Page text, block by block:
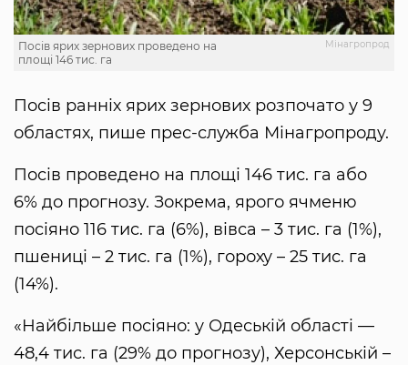
Мінагропрод
Посів ярих зернових проведено на
площі 146 тис. га
Посів ранніх ярих зернових розпочато у 9
областях, пише прес-служба Мінагропроду.
Посів проведено на площі 146 тис. га або
6% до прогнозу. Зокрема, ярого ячменю
посіяно 116 тис. га (6%), вівса – 3 тис. га (1%),
пшениці – 2 тис. га (1%), гороху – 25 тис. га
(14%).
«Найбільше посіяно: у Одеській області —
48,4 тис. га (29% до прогнозу), Херсонській –